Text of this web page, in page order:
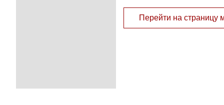
Перейти на страницу